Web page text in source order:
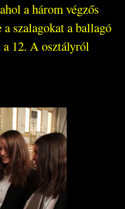
a három végzős
szalagokat a ballagó
12. A osztályról